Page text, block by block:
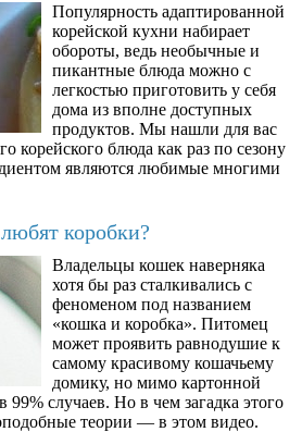
Популярность адаптированной
корейской кухни набирает
обороты, ведь необычные и
пикантные блюда можно с
легкостью приготовить у себя
дома из вполне доступных
продуктов. Мы нашли для вас
корейского блюда как раз по сезону
являются любимые многими
коробки?
Владельцы кошек наверняка
хотя бы раз сталкивались с
феноменом под названием
«кошка и коробка». Питомец
может проявить равнодушие к
самому красивому кошачьему
домику, но мимо картонной
99% случаев. Но в чем загадка этого
теории — в этом видео.